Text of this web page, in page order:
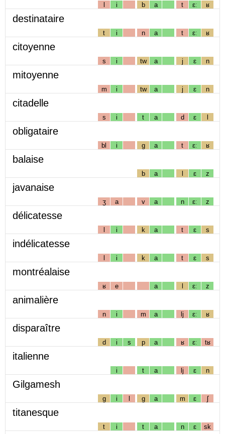
l i b a t ɛː ʁ
destinataire
t i n a t ɛː ʁ
citoyenne
s i tw a j ɛ n
mitoyenne
m i tw a j ɛ n
citadelle
s i t a d ɛ l
obligataire
bl i g a t ɛː ʁ
balaise
b a l ɛ z
javanaise
ʒ a v a n ɛː z
délicatesse
l i k a t ɛ s
indélicatesse
l i k a t ɛ s
montréalaise
ʁ e a l ɛː z
animalière
n i m a lj ɛː ʁ
disparaître
d i s p a ʁ ɛː tʁ
italienne
i t a lj ɛ n
Gilgamesh
g i l g a m ɛ ʃ
titanesque
t i t a n ɛ sk